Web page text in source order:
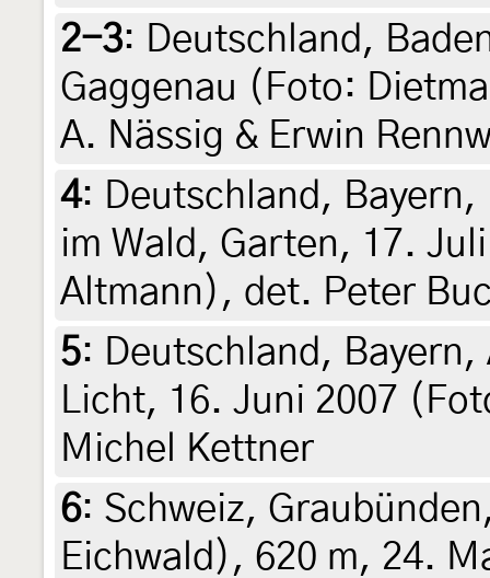
2-3: Deutschland,
Gaggenau (Foto:
A. Nässig & Erwin
4: Deutschland,
im Wald, Garten, 17.
Altmann), det. Peter
5: Deutschland,
Licht, 16. Juni 2007
Michel Kettner
6: Schweiz,
Eichwald), 620 m, 24.